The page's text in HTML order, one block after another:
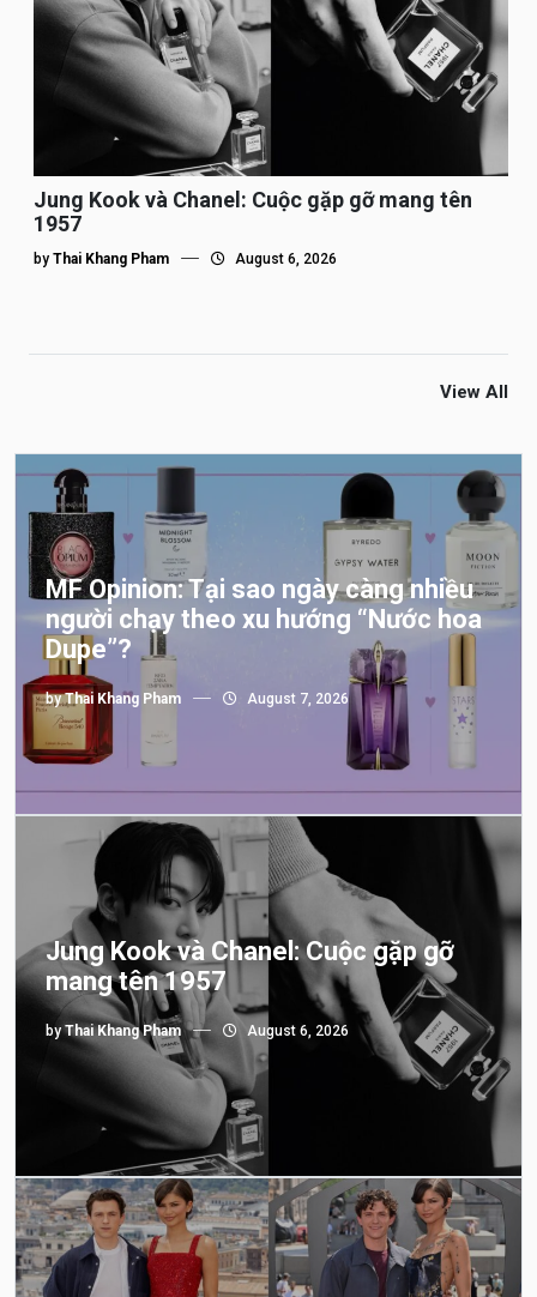
Jung Kook và Chanel: Cuộc gặp gỡ mang tên
1957
by Thai Khang Pham August 6, 2026
View All
MF Opinion: Tại sao ngày càng nhiều
người chạy theo xu hướng “Nước hoa
Dupe”?
byThai Khang Pham August 7, 2026
Jung Kook và Chanel: Cuộc gặp gỡ
mang tên 1957
byThai Khang Pham August 6, 2026